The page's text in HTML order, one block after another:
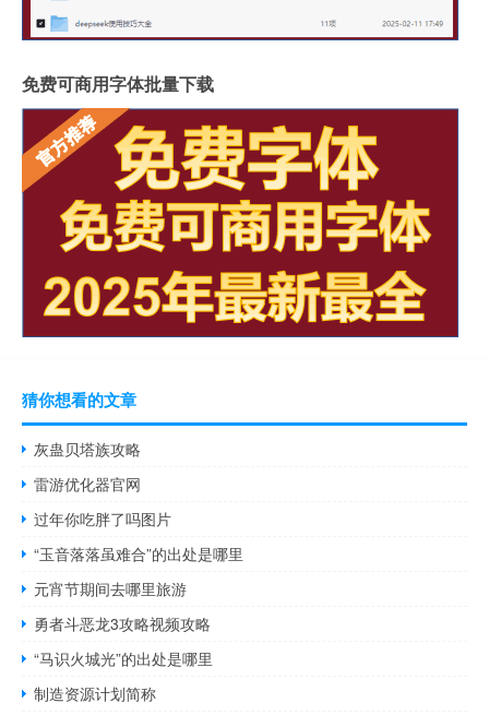
免费可商用字体批量下载
猜你想看的文章
灰蛊贝塔族攻略
雷游优化器官网
过年你吃胖了吗图片
“玉音落落虽难合”的出处是哪里
元宵节期间去哪里旅游
勇者斗恶龙3攻略视频攻略
“马识火城光”的出处是哪里
制造资源计划简称